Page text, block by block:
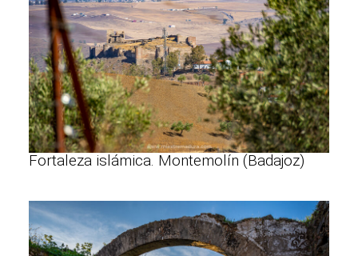
Fortaleza islámica. Montemolín (Badajoz)